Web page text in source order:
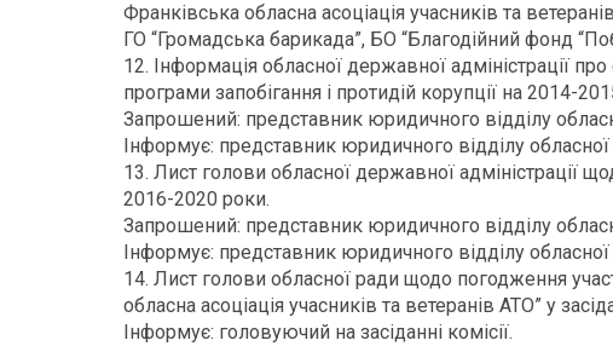
Франківська обласна асоціація учасників та
ГО “Громадська барикада”, БО “Благодійний фонд
12. Інформація обласної державної адміністрації
програми запобігання і протидій корупції на 2014-
Запрошений: представник юридичного відділу
Інформує: представник юридичного відділу обласної
13. Лист голови обласної державної адміністрації
2016-2020 роки.
Запрошений: представник юридичного відділу
Інформує: представник юридичного відділу обласної
14. Лист голови обласної ради щодо погодження
обласна асоціація учасників та ветеранів АТО” у
Інформує: головуючий на засіданні комісії.